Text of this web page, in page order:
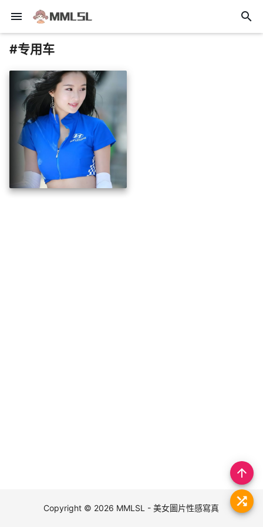
menu search
#专用车
insert_photo
arrow_upward
Copyright © 2026 MMLSL - 美女圖片性感寫真